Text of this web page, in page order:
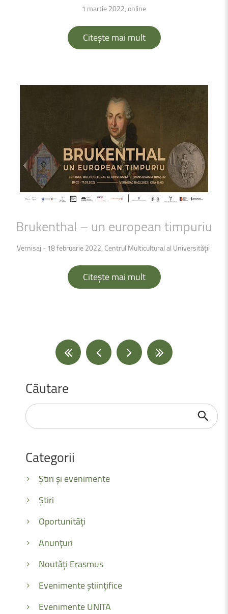
1 martie 2022, online
Citește mai mult
Brukenthal – un european timpuriu
Vernisaj - 18 februarie 2022, Centrul Multicultural al Universității
Citește mai mult
Căutare
Căutare
...
Categorii
Știri și evenimente
Știri
Oportunități
Anunțuri
Noutăți Erasmus
Evenimente științifice
Evenimente UNITA